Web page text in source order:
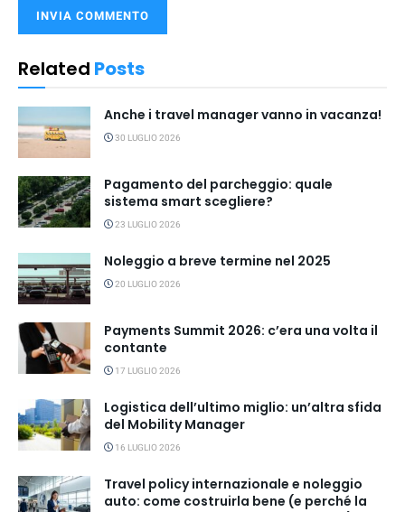
Related Posts
Anche i travel manager vanno in vacanza!
30 LUGLIO 2026
Pagamento del parcheggio: quale
sistema smart scegliere?
23 LUGLIO 2026
Noleggio a breve termine nel 2025
20 LUGLIO 2026
Payments Summit 2026: c’era una volta il
contante
17 LUGLIO 2026
Logistica dell’ultimo miglio: un’altra sfida
del Mobility Manager
16 LUGLIO 2026
Travel policy internazionale e noleggio
auto: come costruirla bene (e perché la